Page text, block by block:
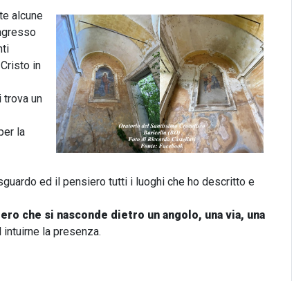
alcune
in
trova un
la
ed il pensiero tutti i luoghi che ho descritto e
che si nasconde dietro un angolo, una via, una
la presenza.